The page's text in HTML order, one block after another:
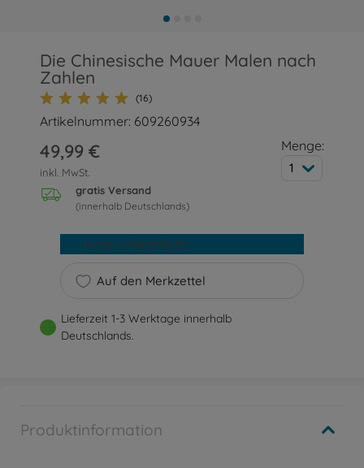
Die Chinesische Mauer Malen nach
Zahlen
(16)
Artikelnummer: 609260934
49,99 €
inkl. MwSt.
gratis Versand
(innerhalb Deutschlands)
Menge:
1
Auf den Merkzettel
In den Warenkorb
Lieferzeit 1-3 Werktage innerhalb
Deutschlands.
Produktinformation